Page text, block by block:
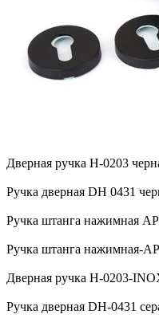
Дверная ручка H-0203
Ручка дверная DH 0431
Ручка штанга нажимная
Ручка штанга нажимная-
Дверная ручка H-0203-
Ручка дверная DH-0431